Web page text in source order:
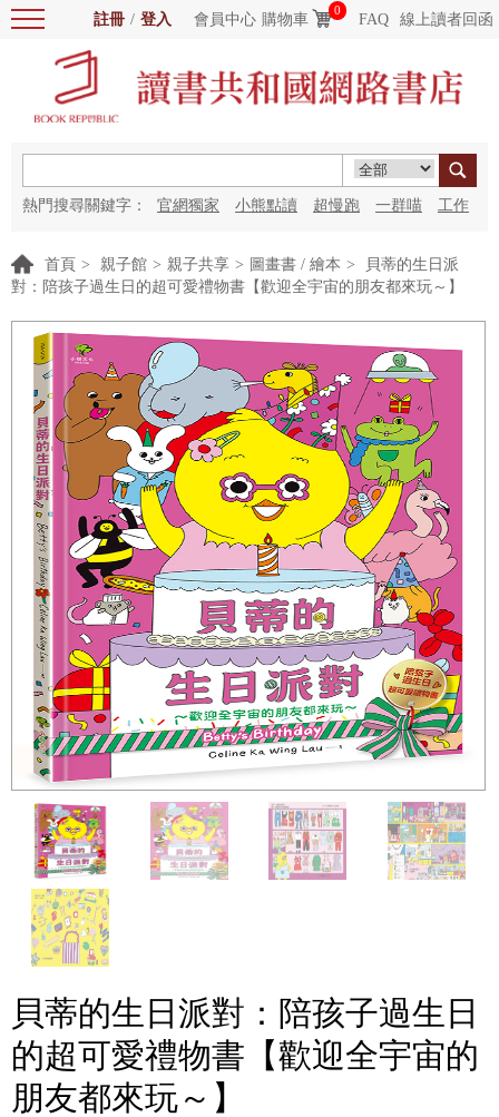
註冊 / 登入 會員中心 購物車
0
FAQ 線上讀者回函
熱門搜尋關鍵字： 官網獨家 小熊點讀 超慢跑 一群喵 工作
首頁 > 親子館 > 親子共享 > 圖畫書 / 繪本 >
貝蒂的生日派
對：陪孩子過生日的超可愛禮物書【歡迎全宇宙的朋友都來玩～】
貝蒂的生日派對：陪孩子過生日
的超可愛禮物書【歡迎全宇宙的
朋友都來玩～】